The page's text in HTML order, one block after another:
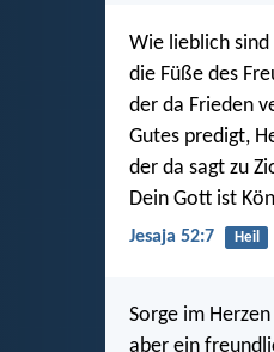
Wie lieblich
die Füße des
der da Frieden
Gutes predigt,
der da sagt zu
Dein Gott ist
Jesaja 52:7 Heil
Sorge im
aber ein